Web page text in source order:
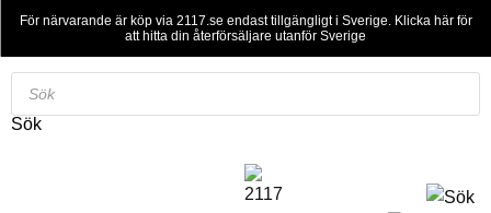
För närvarande är köp via 2117.se endast tillgängligt i Sverige. Klicka här för
att hitta din återförsäljare utanför Sverige
efter
Sök